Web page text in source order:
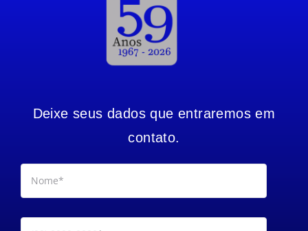
Deixe seus dados que entraremos em
contato.